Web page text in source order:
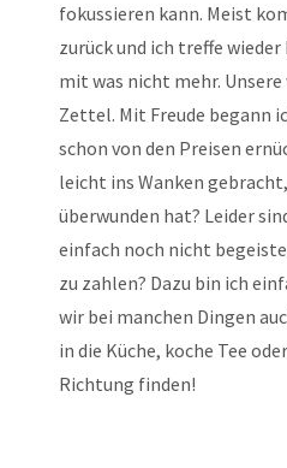
fokussieren kann. Meist
zurück und ich treffe
mit was nicht mehr.
Zettel. Mit Freude begann
schon von den Preisen
leicht ins Wanken
überwunden hat? Leider
einfach noch nicht
zu zahlen? Dazu bin ich
wir bei manchen Dingen
in die Küche, koche Tee
Richtung finden!